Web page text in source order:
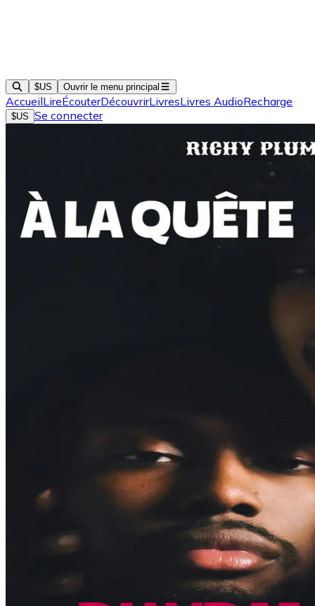
$US Ouvrir le menu principal
AccueilLireÉcouterDécouvrirLivresLivres AudioRecharge
$US Se connecter